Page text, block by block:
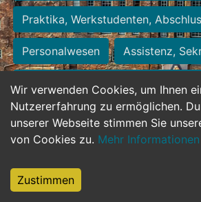
Wir verwenden Cookies, um Ihnen
Nutzererfahrung zu ermöglichen.
unserer Webseite stimmen Sie
von Cookies zu. Mehr Informationen
Zustimmen
Praktika, Werkstudenten,
Personalwesen Assistenz,
Hilfskräfte, Aushilfs- und
Einkauf, Logistik,
Weiterbildung, Studium, duale
Tourismus